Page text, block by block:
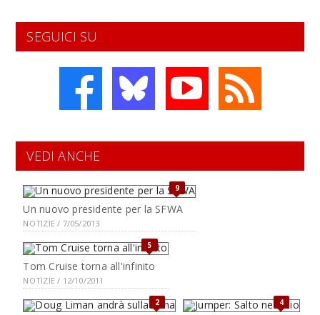
SEGUICI SU
VEDI ANCHE
9
Un nuovo presidente per la SFWA
NOTIZIE / 7/05/2013
5
Tom Cruise torna all'infinito
NOTIZIE / 12/10/2011
2 4